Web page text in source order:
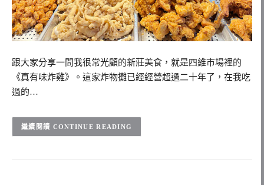
跟大家分享一間我很常光顧的新莊美食，就是四維市場裡的
《真有味炸雞》。這家炸物攤已經經營超過二十年了，在我吃
過的…
CONTINUE READING